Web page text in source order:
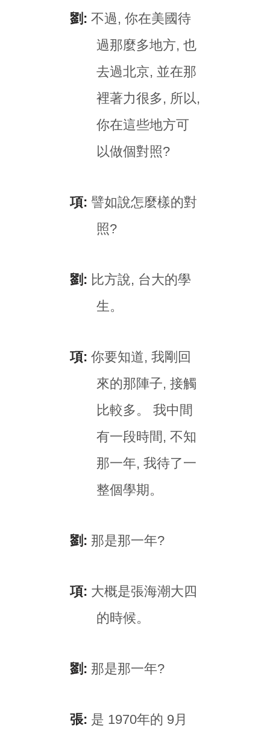
劉: 不過, 你在美國待
過那麼多地方, 也
去過北京, 並在那
裡著力很多, 所以,
你在這些地方可
以做個對照?
項: 譬如說怎麼樣的對
照?
劉: 比方說, 台大的學
生。
項: 你要知道, 我剛回
來的那陣子, 接觸
比較多。 我中間
有一段時間, 不知
那一年, 我待了一
整個學期。
劉: 那是那一年?
項: 大概是張海潮大四
的時候。
劉: 那是那一年?
張: 是 1970年的 9月